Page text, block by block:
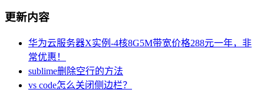
更新内容
华为云服务器X实例-4核8G5M带宽价格288元一年，非
常优惠！
sublime删除空行的方法
vs code怎么关闭侧边栏？